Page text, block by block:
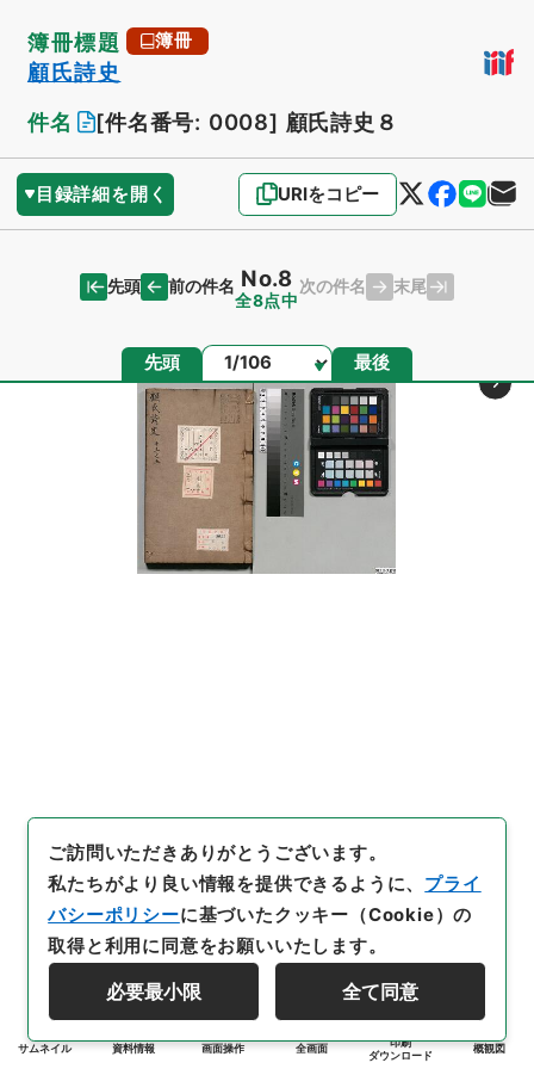
簿冊標題 簿冊
顧氏詩史
件名
[件名番号: 0008] 顧氏詩史８
目録詳細を開く URIをコピー
先頭 前の件名 No.8
全8点中
次の件名 末尾
先頭 ページ 最後
サムネイル 資料情報 画面操作 全画面
印刷
ダウンロード
概観図
ご訪問いただきありがとうございます。
私たちがより良い情報を提供できるように、 プライ
バシーポリシーに基づいたクッキー（Cookie）の
取得と利用に同意をお願いいたします。
必要最小限 全て同意